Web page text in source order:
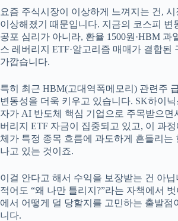
요즘 주식시장이 이상하게 느껴지는 건, 시
이상해졌기 때문입니다. 지금의 코스피 변
공포 심리가 아니라, 환율 1500원·HBM 과
스 레버리지 ETF·알고리즘 매매가 결합된
가깝습니다.
특히 최근 HBM(고대역폭메모리) 관련주
변동성을 더욱 키우고 있습니다. SK하이닉
자가 AI 반도체 핵심 기업으로 주목받으면
버리지 ETF 자금이 집중되고 있고, 이 과
체가 특정 종목 흐름에 과도하게 흔들리는
나고 있는 것이죠.
이걸 안다고 해서 수익을 보장받는 건 아
적어도 “왜 나만 틀리지?”라는 자책에서
에서 어떻게 덜 당할지를 고민하는 출발점
니다.